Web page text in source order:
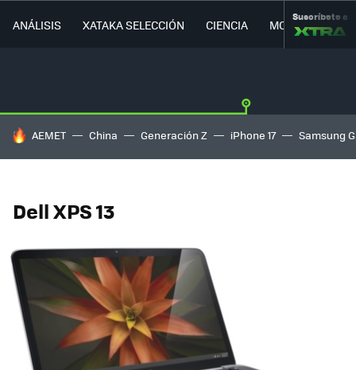
ANÁLISIS XATAKA SELECCIÓN CIENCIA MOVILIDAD
Suscríbete a
HOY SE HABLA DE
AEMET China Generación Z iPhone 17 Samsung
Dell XPS 13